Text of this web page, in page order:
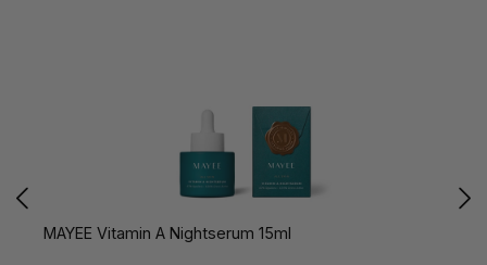
MAYEE Vitamin A Nightserum 15ml